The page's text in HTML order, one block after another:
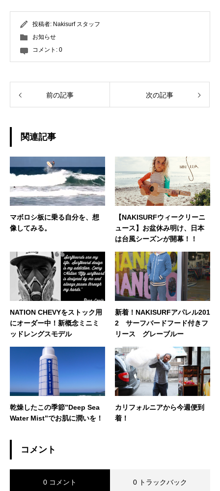
投稿者: Nakisurf スタッフ
お知らせ
コメント: 0
前の記事 次の記事
関連記事
マボロシ板に乗る自分を、想
像してみる。
【NAKISURFウィークリーニ
ュース】お盆休み明け、日本
は台風シーズンが開幕！！
NATION CHEVYをストック用
にオーダー中！新概念ミニミ
ッドレングスモデル
新着！NAKISURFアパレル201
2 サーフバードフード付きフ
リース グレーブルー
乾燥したこの季節”Deep Sea
Water Mist”でお肌に潤いを！
カリフォルニアから今週便到
着！
コメント
0 コメント 0 トラックバック